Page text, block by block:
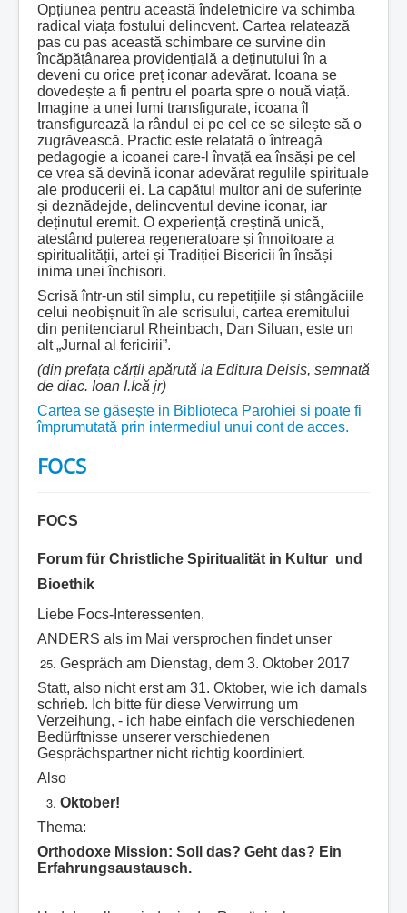
Opțiunea pentru această îndeletnicire va schimba
radical viața fostului delincvent. Cartea relatează
pas cu pas această schimbare ce survine din
încăpățânarea providențială a deținutului în a
deveni cu orice preț iconar adevărat. Icoana se
dovedește a fi pentru el poarta spre o nouă viață.
Imagine a unei lumi transfigurate, icoana îl
transfigurează la rândul ei pe cel ce se silește să o
zugrăvească. Practic este relatată o întreagă
pedagogie a icoanei care-l învață ea însăși pe cel
ce vrea să devină iconar adevărat regulile spirituale
ale producerii ei. La capătul multor ani de suferințe
și deznădejde, delincventul devine iconar, iar
deținutul eremit. O experiență creștină unică,
atestând puterea regeneratoare și înnoitoare a
spiritualității, artei și Tradiției Bisericii în însăși
inima unei închisori.
Scrisă într-un stil simplu, cu repetițiile și stângăciile
celui neobișnuit în ale scrisului, cartea eremitului
din penitenciarul Rheinbach, Dan Siluan, este un
alt „Jurnal al fericirii”.
(din prefața cărții apărută la Editura Deisis, semnată
de diac. Ioan I.Ică jr)
Cartea se găsește in Biblioteca Parohiei si poate fi
împrumutată prin intermediul unui cont de acces.
FOCS
FOCS
Forum für Christliche Spiritualität in Kultur und
Bioethik
Liebe Focs-Interessenten,
ANDERS als im Mai versprochen findet unser
Gespräch am Dienstag, dem 3. Oktober 2017
Statt, also nicht erst am 31. Oktober, wie ich damals
schrieb. Ich bitte für diese Verwirrung um
Verzeihung, - ich habe einfach die verschiedenen
Bedürftnisse unserer verschiedenen
Gesprächspartner nicht richtig koordiniert.
Also
Oktober!
Thema:
Orthodoxe Mission: Soll das? Geht das? Ein
Erfahrungsaustausch.